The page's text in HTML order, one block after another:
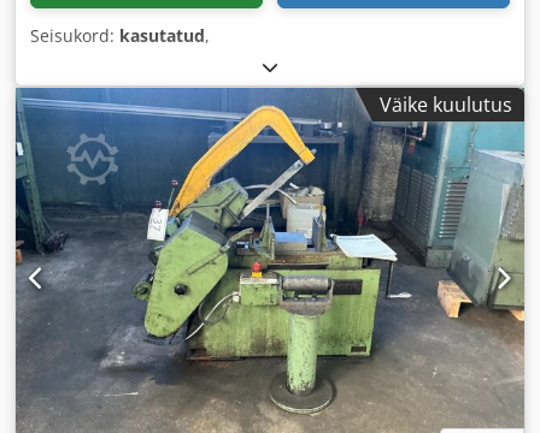
Seisukord: kasutatud,
Väike kuulutus